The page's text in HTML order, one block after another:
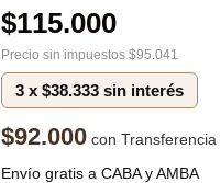
$115.000
Precio sin impuestos $95.041
3 x $38.333 sin interés
$92.000 con Transferencia
Envío gratis a CABA y AMBA